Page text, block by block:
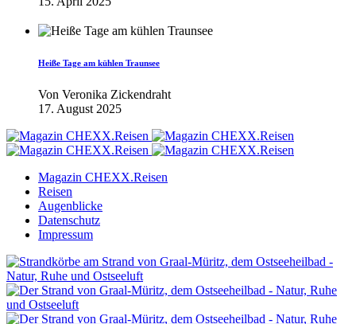
Heiße Tage am kühlen Traunsee
Von Veronika Zickendraht
17. August 2025
Magazin CHEXX.Reisen
Reisen
Augenblicke
Datenschutz
Impressum